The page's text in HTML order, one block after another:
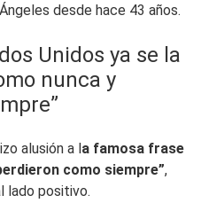
desde hace 43 años.
Unidos ya se la
nunca y
alusión a la famosa frase
como siempre”,
lado positivo.